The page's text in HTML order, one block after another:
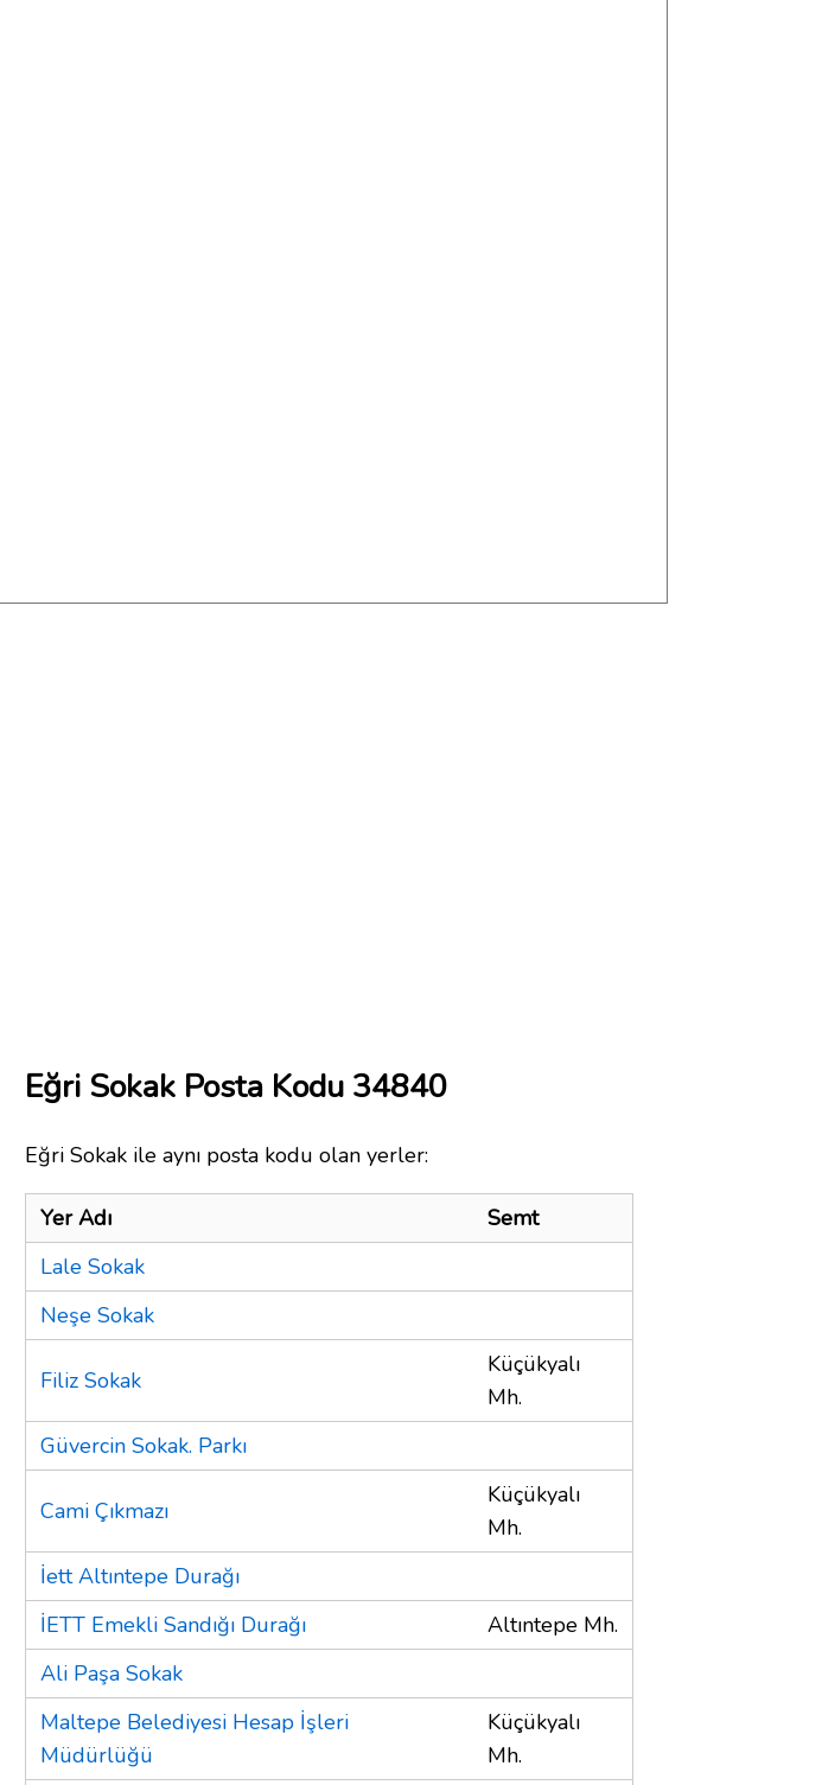
Eğri Sokak Posta Kodu 34840
Eğri Sokak ile aynı posta kodu olan yerler:
Yer Adı
Semt
Lale Sokak
Neşe Sokak
Filiz Sokak
Küçükyalı
Mh.
Güvercin Sokak. Parkı
Cami Çıkmazı
Küçükyalı
Mh.
İett Altıntepe Durağı
İETT Emekli Sandığı Durağı
Altıntepe Mh.
Ali Paşa Sokak
Maltepe Belediyesi Hesap İşleri
Müdürlüğü
Küçükyalı
Mh.